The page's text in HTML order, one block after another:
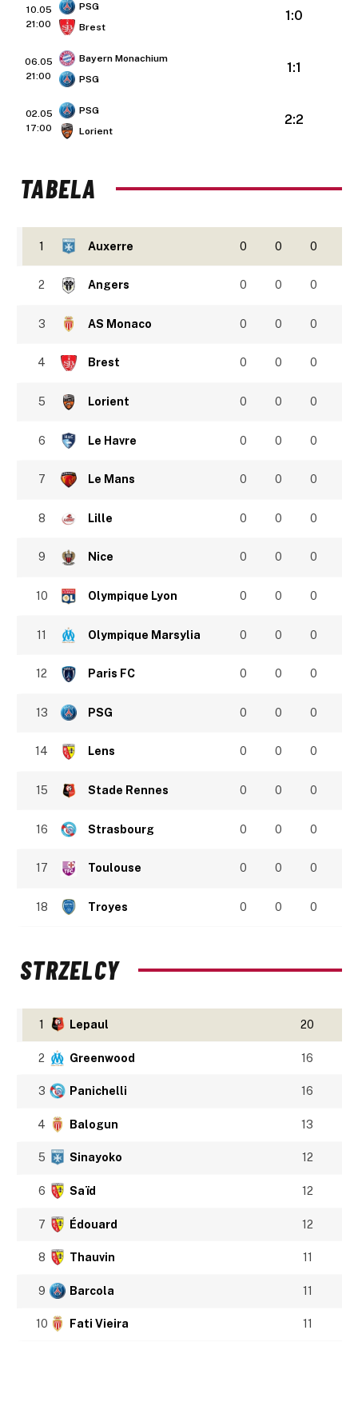
10.05
21:00
PSG
Brest
1:0
06.05
21:00
Bayern Monachium
PSG
1:1
02.05
17:00
PSG
Lorient
2:2
TABELA
1 Auxerre 0 0 0
2 Angers 0 0 0
3 AS Monaco 0 0 0
4 Brest 0 0 0
5 Lorient 0 0 0
6 Le Havre 0 0 0
7 Le Mans 0 0 0
8 Lille 0 0 0
9 Nice 0 0 0
10 Olympique Lyon 0 0 0
11 Olympique Marsylia 0 0 0
12 Paris FC 0 0 0
13 PSG 0 0 0
14 Lens 0 0 0
15 Stade Rennes 0 0 0
16 Strasbourg 0 0 0
17 Toulouse 0 0 0
18 Troyes 0 0 0
STRZELCY
1 Lepaul 20
2 Greenwood 16
3 Panichelli 16
4 Balogun 13
5 Sinayoko 12
6 Saïd 12
7 Édouard 12
8 Thauvin 11
9 Barcola 11
10 Fati Vieira 11